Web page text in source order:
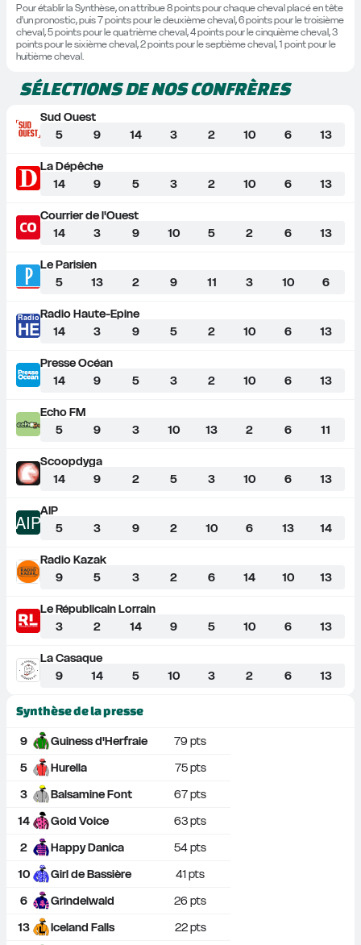
Pour établir la Synthèse, on attribue 8 points pour chaque cheval placé en tête
d'un pronostic, puis 7 points pour le deuxième cheval, 6 points pour le troisième
cheval, 5 points pour le quatrième cheval, 4 points pour le cinquième cheval, 3
points pour le sixième cheval, 2 points pour le septième cheval, 1 point pour le
huitième cheval.
SÉLECTIONS DE NOS CONFRÈRES
Sud Ouest
5
9 14 3 2 10 6 13
La Dépêche
14
9 5 3 2 10 6 13
Courrier de l'Ouest
14
3 9 10 5 2 6 13
Le Parisien
5
13 2 9 11 3 10 6
Radio
HE
Radio Haute-Epine
14
3 9 5 2 10 6 13
Presse Océan
14
9 5 3 2 10 6 13
Echo FM
5
9 3 10 13 2 6 11
Scoopdyga
14
9 2 5 3 10 6 13
AIPAIP
5
3 9 2 10 6 13 14
Radio Kazak
9
5 3 2 6 14 10 13
Le Républicain Lorrain
3
2 14 9 5 10 6 13
La Casaque
9
14 5 10 3 2 6 13
Synthèse de la presse
9 Guiness d'Herfraie 79 pts
5
Hurella 75 pts
3
Balsamine Font 67 pts
14
Gold Voice 63 pts
2
Happy Danica 54 pts
10
Girl de Bassière 41 pts
6
Grindelwald 26 pts
13
Iceland Falls 22 pts